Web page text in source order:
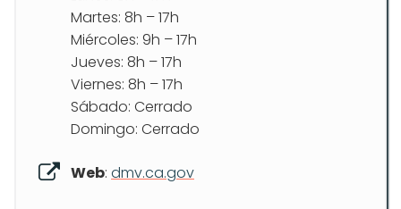
Martes: 8h – 17h
Miércoles: 9h – 17h
Jueves: 8h – 17h
Viernes: 8h – 17h
Sábado: Cerrado
Domingo: Cerrado
Web: dmv.ca.gov